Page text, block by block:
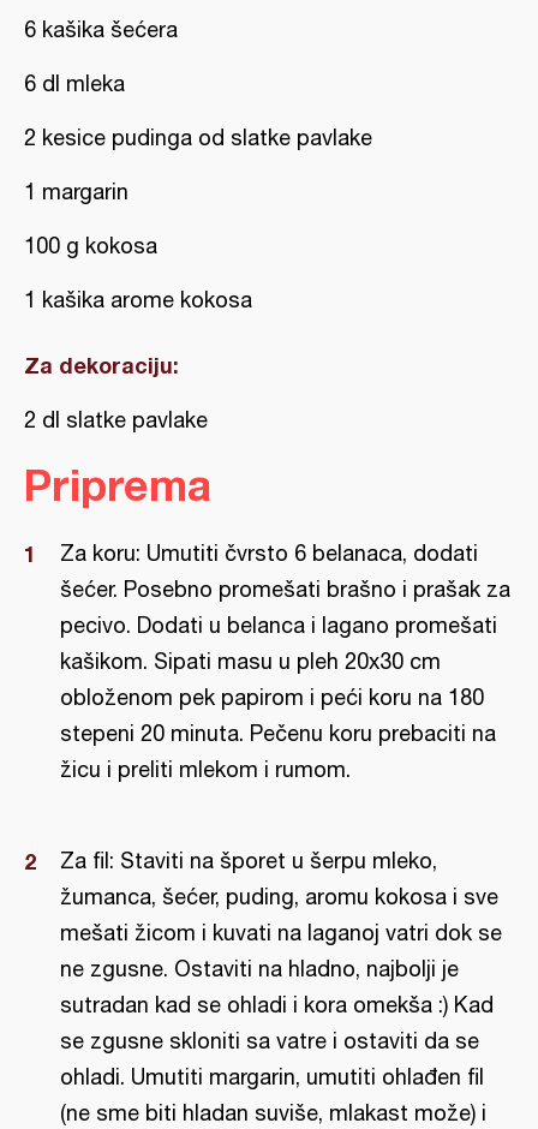
6 kašika šećera
6 dl mleka
2 kesice pudinga od slatke pavlake
1 margarin
100 g kokosa
1 kašika arome kokosa
Za dekoraciju:
2 dl slatke pavlake
Priprema
Za koru: Umutiti čvrsto 6 belanaca, dodati
šećer. Posebno promešati brašno i prašak za
pecivo. Dodati u belanca i lagano promešati
kašikom. Sipati masu u pleh 20x30 cm
obloženom pek papirom i peći koru na 180
stepeni 20 minuta. Pečenu koru prebaciti na
žicu i preliti mlekom i rumom.
Za fil: Staviti na šporet u šerpu mleko,
žumanca, šećer, puding, aromu kokosa i sve
mešati žicom i kuvati na laganoj vatri dok se
ne zgusne. Ostaviti na hladno, najbolji je
sutradan kad se ohladi i kora omekša :) Kad
se zgusne skloniti sa vatre i ostaviti da se
ohladi. Umutiti margarin, umutiti ohlađen fil
(ne sme biti hladan suviše, mlakast može) i